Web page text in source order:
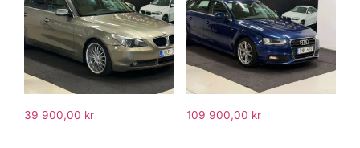
39 900,00 kr 109 900,00 kr